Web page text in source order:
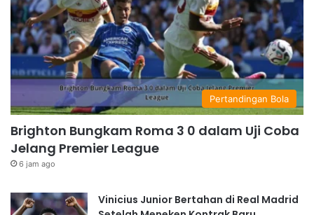
Pertandingan Bola
Brighton Bungkam Roma 3 0 dalam Uji Coba
Jelang Premier League
6 jam ago
Vinicius Junior Bertahan di Real Madrid